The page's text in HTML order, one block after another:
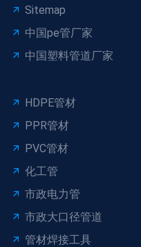
Sitemap
中国pe管厂家
中国塑料管道厂家
HDPE管材
PPR管材
PVC管材
化工管
市政电力管
市政大口径管道
管材焊接工具